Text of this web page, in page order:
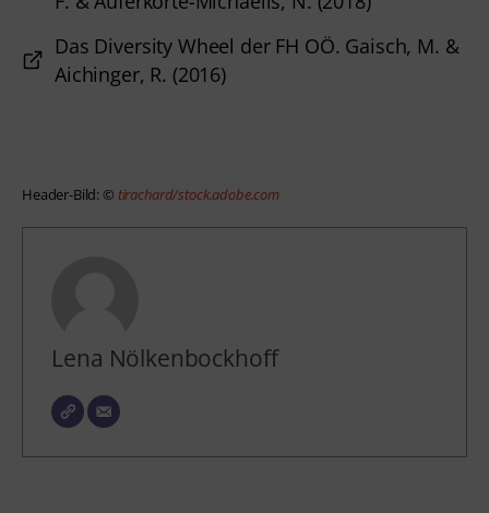
Das Diversity Wheel der FH OÖ. Gaisch, M. &
Aichinger, R. (2016)
Header-Bild: © tirachard/stock.adobe.com
Lena Nölkenbockhoff